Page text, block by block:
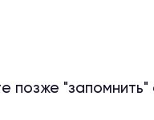
"запомнить"